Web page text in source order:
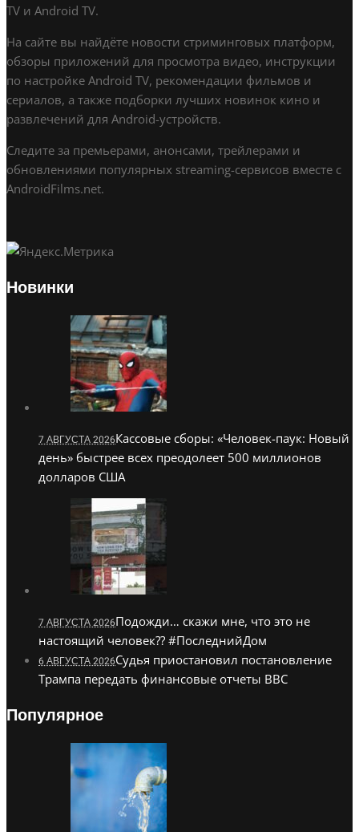
TV и Android TV.
На сайте вы найдёте новости стриминговых платформ,
обзоры приложений для просмотра видео, инструкции
по настройке Android TV, рекомендации фильмов и
сериалов, а также подборки лучших новинок кино и
развлечений для Android-устройств.
Следите за премьерами, анонсами, трейлерами и
обновлениями популярных streaming-сервисов вместе с
AndroidFilms.net.
Новинки
7 АВГУСТА 2026Кассовые сборы: «Человек-паук: Новый
день» быстрее всех преодолеет 500 миллионов
долларов США
7 АВГУСТА 2026Подожди… скажи мне, что это не
настоящий человек?? #ПоследнийДом
6 АВГУСТА 2026Судья приостановил постановление
Трампа передать финансовые отчеты BBC
Популярное